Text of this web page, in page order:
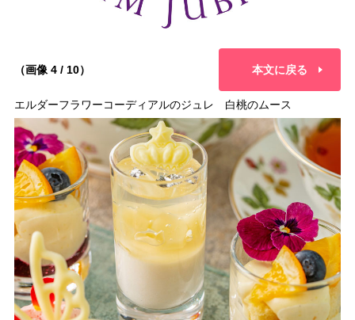
（画像 4 / 10） 本文に戻る
エルダーフラワーコーディアルのジュレ 白桃のムース